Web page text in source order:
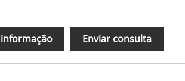
Enviar consulta